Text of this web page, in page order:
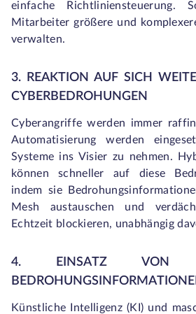
einfache Richtliniensteuerung.
Mitarbeiter größere und
verwalten.
3. REAKTION AUF SICH
CYBERBEDROHUNGEN
Cyberangriffe werden immer
Automatisierung werden
Systeme ins Visier zu nehmen.
können schneller auf diese
indem sie
Mesh austauschen und
Echtzeit blockieren, unabhängig
4. EINSATZ VON
Künstliche Intelligenz (KI) und